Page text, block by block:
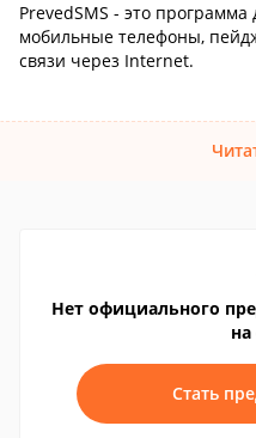
PrevedSMS - это программа
мобильные телефоны,
связи через Internet.
Нет официального
на
Стать